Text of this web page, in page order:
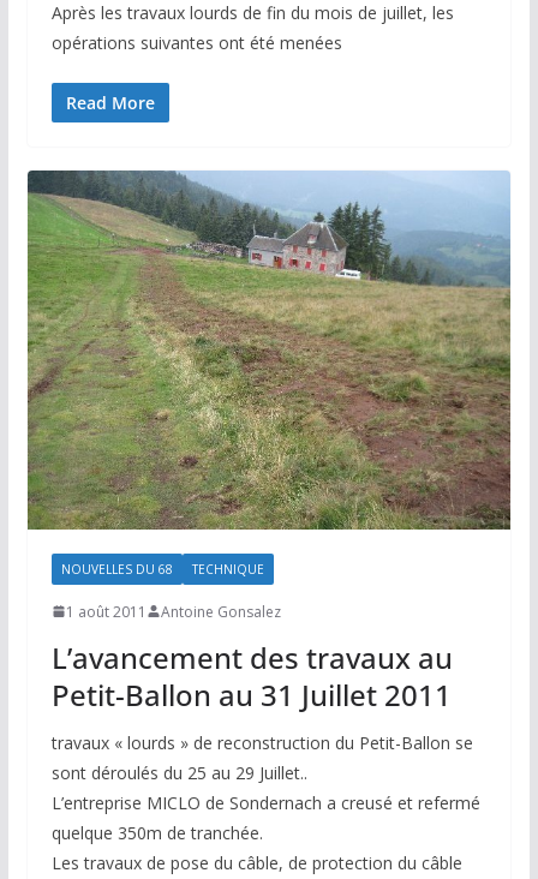
Après les travaux lourds de fin du mois de juillet, les
opérations suivantes ont été menées
Read More
NOUVELLES DU 68 TECHNIQUE
1 août 2011 Antoine Gonsalez
L’avancement des travaux au
Petit-Ballon au 31 Juillet 2011
travaux « lourds » de reconstruction du Petit-Ballon se
sont déroulés du 25 au 29 Juillet..
L’entreprise MICLO de Sondernach a creusé et refermé
quelque 350m de tranchée.
Les travaux de pose du câble, de protection du câble